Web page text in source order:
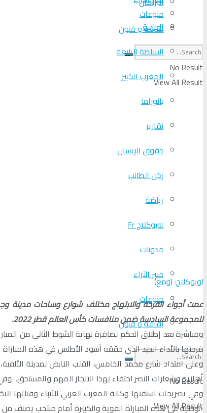
منوعات
ثقافة و فنون
No Result
View All Result
الجالية
السلطة الرابعة
المغرب الكبير
بانوراما
تقارير
حقوق الإنسان
ركن الطالب
رياضة
لوبوكلاج Fr
مدونات
منبر الآراء
منوعات
ثقافة و فنون
No Result
View All Result
لوبوكلاج: (ومع)
عمت أجواء الفرحة والابتهاج مختلف شوارع وساحات مدينة
للمجموعة السادسة ضمن منافسات كأس العالم قطر 2022.
ومباشرة بعد إطلاق الحكم لصافرة نهاية الشوط الثاني من
فرحتها بالأداء الجيد الذي حققه أسود الأطلس في هذه
وعلى امتداد شارع محمد الخامس، القلب النابض لمدينة
أهازيج وشعارات النصر احتفاء بهذا الانجاز المهم والمستحق.
الوطنية في هذه المباراة القوية والكبيرة أمام منتخب يصنف